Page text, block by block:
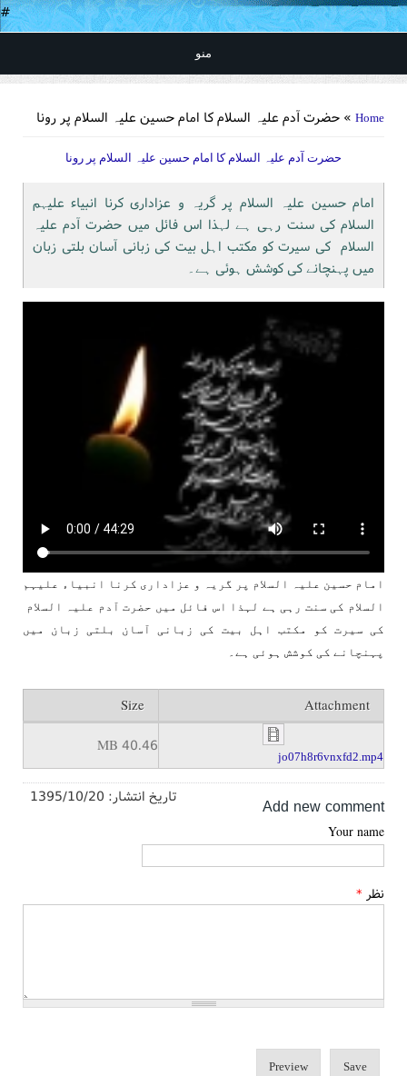
#
منو
Home » حضرت آدم علیہ السلام کا امام حسین علیہ السلام پر رونا
حضرت آدم علیہ السلام کا امام حسین علیہ السلام پر رونا
امام حسین علیہ السلام پر گریہ و عزاداری کرنا انبیاء علیہم
السلام کی سنت رہی ہے لہذا اس فائل میں حضرت آدم علیہ
السلام کی سیرت کو مکتب اہل بیت کی زبانی آسان بلتی زبان
میں پہنچانے کی کوشش ہوئی ہے۔
امام حسین علیہ السلام پر گریہ و عزاداری کرنا انبیاء علیہم
السلام کی سنت رہی ہے لہذا اس فائل میں حضرت آدم علیہ السلام
کی سیرت کو مکتب اہل بیت کی زبانی آسان بلتی زبان میں
پہنچانے کی کوشش ہوئی ہے۔
Attachment
Size
jo07h8r6vnxfd2.mp4
40.46 MB
تاریخ انتشار: 1395/10/20 Add new comment
Your name
نظر *